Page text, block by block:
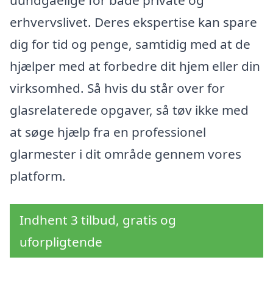
erhvervslivet. Deres ekspertise kan spare
dig for tid og penge, samtidig med at de
hjælper med at forbedre dit hjem eller din
virksomhed. Så hvis du står over for
glasrelaterede opgaver, så tøv ikke med
at søge hjælp fra en professionel
glarmester i dit område gennem vores
platform.
Indhent 3 tilbud, gratis og
uforpligtende